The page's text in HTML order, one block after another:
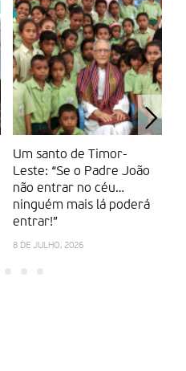
Um santo de Timor-
Leste: “Se o Padre João
não entrar no céu…
ninguém mais lá poderá
entrar!”
8 DE JULHO, 2026